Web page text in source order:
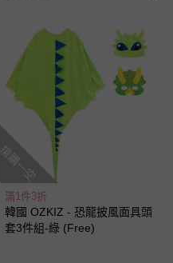
搶購一空
滿1件3折
韓國 OZKIZ - 恐龍披風面具頭
套3件組-綠 (Free)